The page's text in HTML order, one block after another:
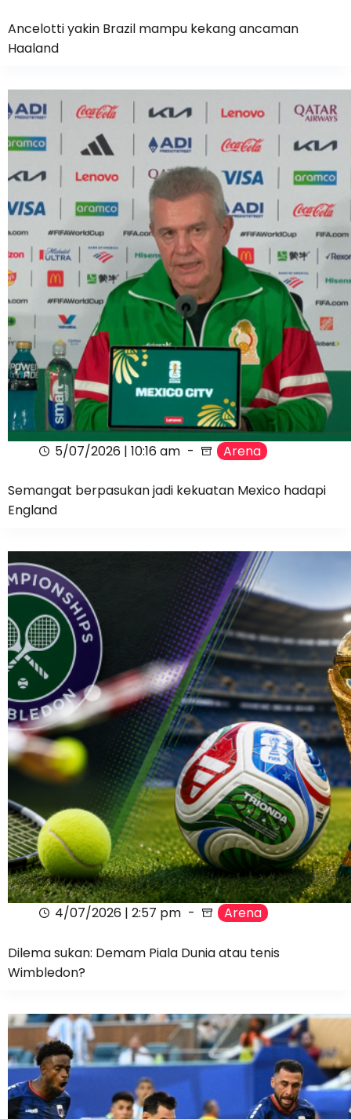
Ancelotti yakin Brazil mampu kekang ancaman
Haaland
5/07/2026 | 10:16 am Arena
Semangat berpasukan jadi kekuatan Mexico hadapi
England
4/07/2026 | 2:57 pm Arena
Dilema sukan: Demam Piala Dunia atau tenis
Wimbledon?